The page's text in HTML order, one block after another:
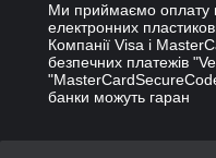
Ми приймаємо оплату
електронних
Компанії Visa і
безпечних платежів
банки можуть гаран